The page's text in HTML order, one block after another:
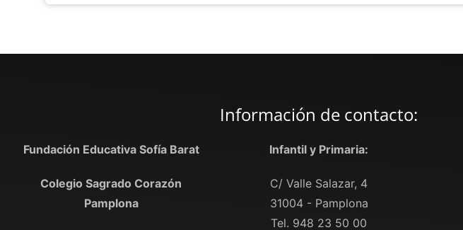
Información de contacto:
Fundación Educativa Sofía Barat
Colegio Sagrado Corazón
Pamplona
Infantil y Primaria:
C/ Valle Salazar, 4
31004 - Pamplona
Tel. 948 23 50 00